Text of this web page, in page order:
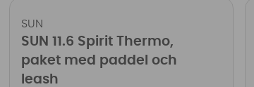
SUN
SUN 11.6 Spirit Thermo,
paket med paddel och
leash